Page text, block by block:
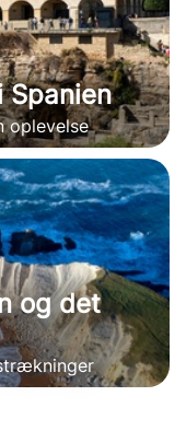
Spanien
oplevelse
og det